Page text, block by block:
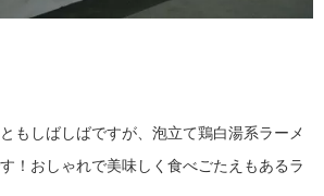
もしばしばですが、泡立て鶏白湯系ラーメ
！おしゃれで美味しく食べごたえもあるラ